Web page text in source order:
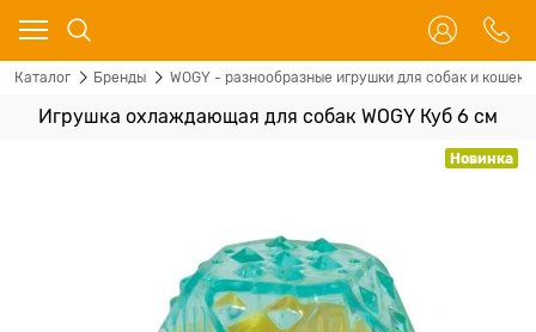
Каталог Бренды WOGY - разнообразные игрушки для собак и кошек
Игрушка охлаждающая для собак WOGY Куб 6 см
Новинка